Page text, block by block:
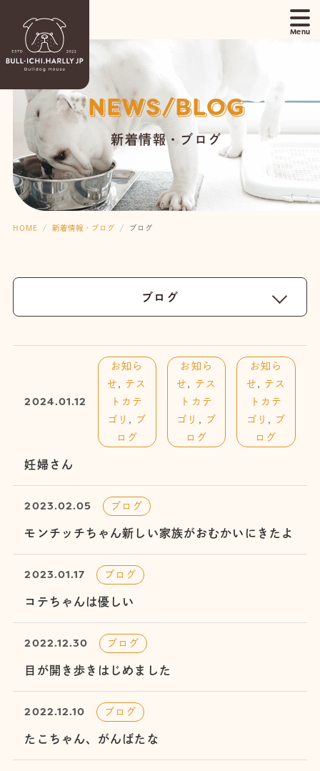
NEWS/BLOG
新着情報・ブログ
HOME 新着情報・ブログ ブログ
ブログ
2024.01.12
お知ら
せ , テス
トカテ
ゴリ ,
ブ
ログ
お知ら
せ , テス
トカテ
ゴリ ,
ブ
ログ
お知ら
せ , テス
トカテ
ゴリ ,
ブ
ログ
妊婦さん
2023.02.05 ブログ
モンチッチちゃん新しい家族がおむかいにきたよ
2023.01.17 ブログ
コテちゃんは優しい
2022.12.30 ブログ
目が開き歩きはじめました
2022.12.10 ブログ
たこちゃん、がんばたな